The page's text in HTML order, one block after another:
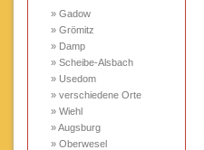
» Gadow
» Grömitz
» Damp
» Scheibe-Alsbach
» Usedom
» verschiedene Orte
» Wiehl
» Augsburg
» Oberwesel